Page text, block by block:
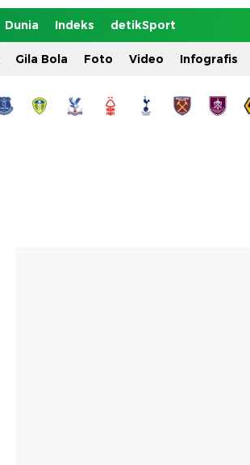
Dunia Indeks detikSport
Gila Bola Foto Video Infografis